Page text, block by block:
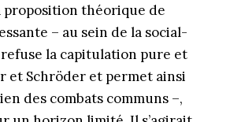
proposition théorique de
– au sein de la social-
la capitulation pure et
et Schröder et permet ainsi
des combats communs –,